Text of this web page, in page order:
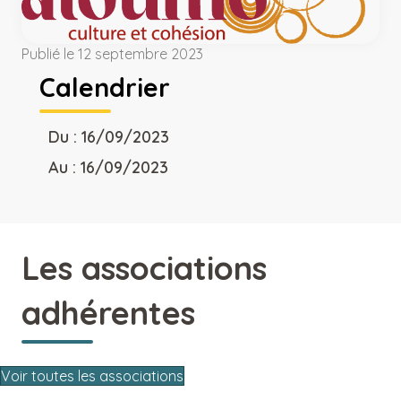
Publié le 12 septembre 2023
Calendrier
Du : 16/09/2023
Au : 16/09/2023
Les associations
adhérentes
Voir toutes les associations